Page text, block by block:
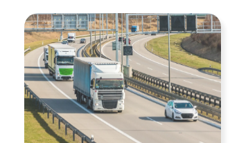
Plata taxelor de drum
soluții Plata taxelor de
drum
Plătiți-vă taxele de drum cu soluții
regionale sau multinaționale pentru
rețeaua croată HAC - ARZ.